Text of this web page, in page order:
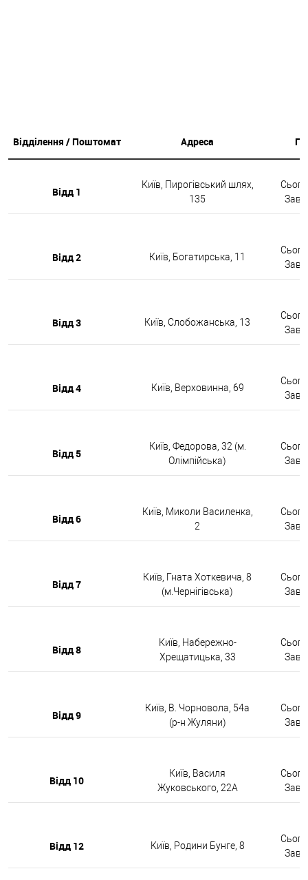
Відділення / Поштомат Адреса
Відд 1
Київ, Пирогівський шлях,
135
Відд 2 Київ, Богатирська, 11
Відд 3 Київ, Слобожанська, 13
Відд 4 Київ, Верховинна, 69
Відд 5
Київ, Федорова, 32 (м.
Олімпійська)
Відд 6
Київ, Миколи Василенка,
2
Відд 7
Київ, Гната Хоткевича, 8
(м.Чернігівська)
Відд 8
Київ, Набережно-
Хрещатицька, 33
Відд 9
Київ, В. Чорновола, 54а
(р-н Жуляни)
Відд 10
Київ, Василя
Жуковського, 22А
Відд 12 Київ, Родини Бунге, 8